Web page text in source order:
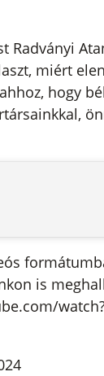
Radványi
miért
hogy
is